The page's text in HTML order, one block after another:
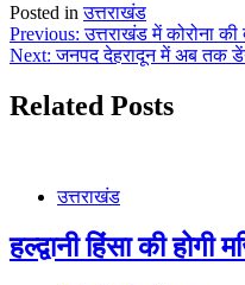
Posted inउत्तराखंड
Post
navigation
Previous: उत्तराखंड में कोरोना
Next: जनपद देहरादून में अब तक
Related Posts
उत्तराखंड
हल्द्वानी हिंसा की